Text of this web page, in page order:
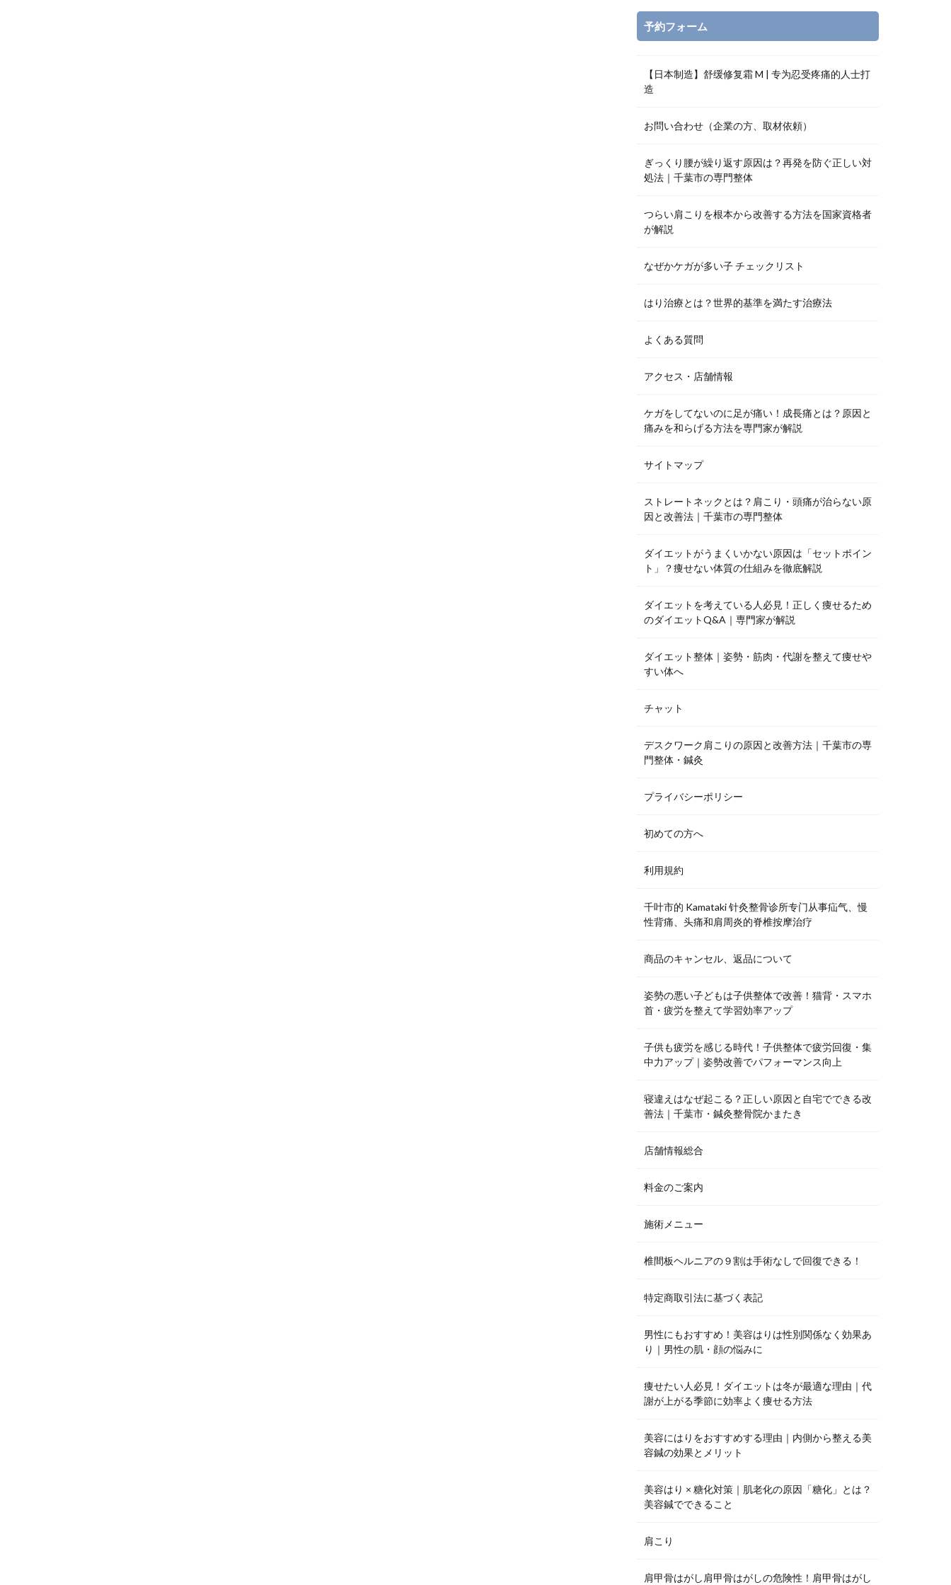
予約フォーム
【日本制造】舒缓修复霜 M | 专为忍受疼痛的人士打
造
お問い合わせ（企業の方、取材依頼）
ぎっくり腰が繰り返す原因は？再発を防ぐ正しい対
処法｜千葉市の専門整体
つらい肩こりを根本から改善する方法を国家資格者
が解説
なぜかケガが多い子 チェックリスト
はり治療とは？世界的基準を満たす治療法
よくある質問
アクセス・店舗情報
ケガをしてないのに足が痛い！成長痛とは？原因と
痛みを和らげる方法を専門家が解説
サイトマップ
ストレートネックとは？肩こり・頭痛が治らない原
因と改善法｜千葉市の専門整体
ダイエットがうまくいかない原因は「セットポイン
ト」？痩せない体質の仕組みを徹底解説
ダイエットを考えている人必見！正しく痩せるため
のダイエットQ&A｜専門家が解説
ダイエット整体｜姿勢・筋肉・代謝を整えて痩せや
すい体へ
チャット
デスクワーク肩こりの原因と改善方法｜千葉市の専
門整体・鍼灸
プライバシーポリシー
初めての方へ
利用規約
千叶市的 Kamataki 针灸整骨诊所专门从事疝气、慢
性背痛、头痛和肩周炎的脊椎按摩治疗
商品のキャンセル、返品について
姿勢の悪い子どもは子供整体で改善！猫背・スマホ
首・疲労を整えて学習効率アップ
子供も疲労を感じる時代！子供整体で疲労回復・集
中力アップ｜姿勢改善でパフォーマンス向上
寝違えはなぜ起こる？正しい原因と自宅でできる改
善法｜千葉市・鍼灸整骨院かまたき
店舗情報総合
料金のご案内
施術メニュー
椎間板ヘルニアの９割は手術なしで回復できる！
特定商取引法に基づく表記
男性にもおすすめ！美容はりは性別関係なく効果あ
り｜男性の肌・顔の悩みに
痩せたい人必見！ダイエットは冬が最適な理由｜代
謝が上がる季節に効率よく痩せる方法
美容にはりをおすすめする理由｜内側から整える美
容鍼の効果とメリット
美容はり × 糖化対策｜肌老化の原因「糖化」とは？
美容鍼でできること
肩こり
肩甲骨はがし肩甲骨はがしの危険性！肩甲骨はがし